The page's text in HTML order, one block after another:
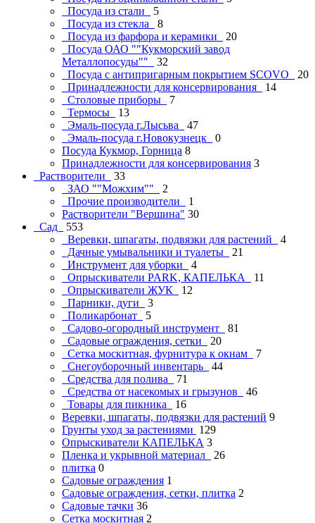
Посуда из стали
5
Посуда из стекла
8
Посуда из фарфора и керамики
20
Посуда ОАО ""Кукморский завод
Металлопосуды""
32
Посуда с антипригарным покрытием SCOVO
20
Принадлежности для консервирования
14
Столовые приборы
7
Термосы
13
Эмаль-посуда г.Лысьва
47
Эмаль-посуда г.Новокузнецк
0
Посуда Кукмор, Горница 8
Принадлежности для консервирования 3
Растворители
33
ЗАО ""Можхим""
2
Прочие производители
1
Растворители "Вершина" 30
Сад
553
Веревки, шпагаты, подвязки для растений
4
Дачные умывальники и туалеты
21
Инструмент для уборки
4
Опрыскиватели PARK, КАПЕЛЬКА
11
Опрыскиватели ЖУК
12
Парники, дуги
3
Поликарбонат
5
Садово-огородный инструмент
81
Садовые ограждения, сетки
20
Сетка москитная, фурнитура к окнам
7
Снегоуборочный инвентарь
44
Средства для полива
71
Средства от насекомых и грызунов
46
Товары для пикника
16
Веревки, шпагаты, подвязки для растений 9
Грунты уход за растениями 129
Опрыскиватели КАПЕЛЬКА 3
Пленка и укрывной материал
26
плитка 0
Садовые ограждения 1
Садовые ограждения, сетки, плитка 2
Садовые тачки 36
Сетка москитная 2